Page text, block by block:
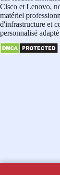
Cisco et Lenovo,
matériel
d'infrastructure et
personnalisé